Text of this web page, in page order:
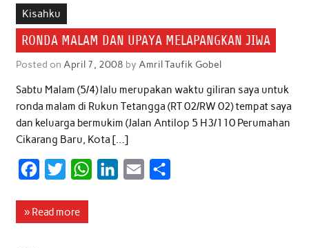
Kisahku
RONDA MALAM DAN UPAYA MELAPANGKAN JIWA
Posted on April 7, 2008 by Amril Taufik Gobel
Sabtu Malam (5/4) lalu merupakan waktu giliran saya untuk
ronda malam di Rukun Tetangga (RT 02/RW 02) tempat saya
dan keluarga bermukim (Jalan Antilop 5 H3/110 Perumahan
Cikarang Baru, Kota […]
c
i
W
» Read more